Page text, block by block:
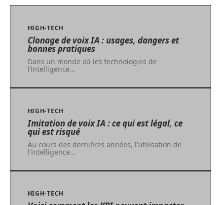
HIGH-TECH
Clonage de voix IA : usages, dangers et
bonnes pratiques
Dans un monde où les technologies de
l’intelligence…
HIGH-TECH
Imitation de voix IA : ce qui est légal, ce
qui est risqué
Au cours des dernières années, l'utilisation de
l'intelligence…
HIGH-TECH